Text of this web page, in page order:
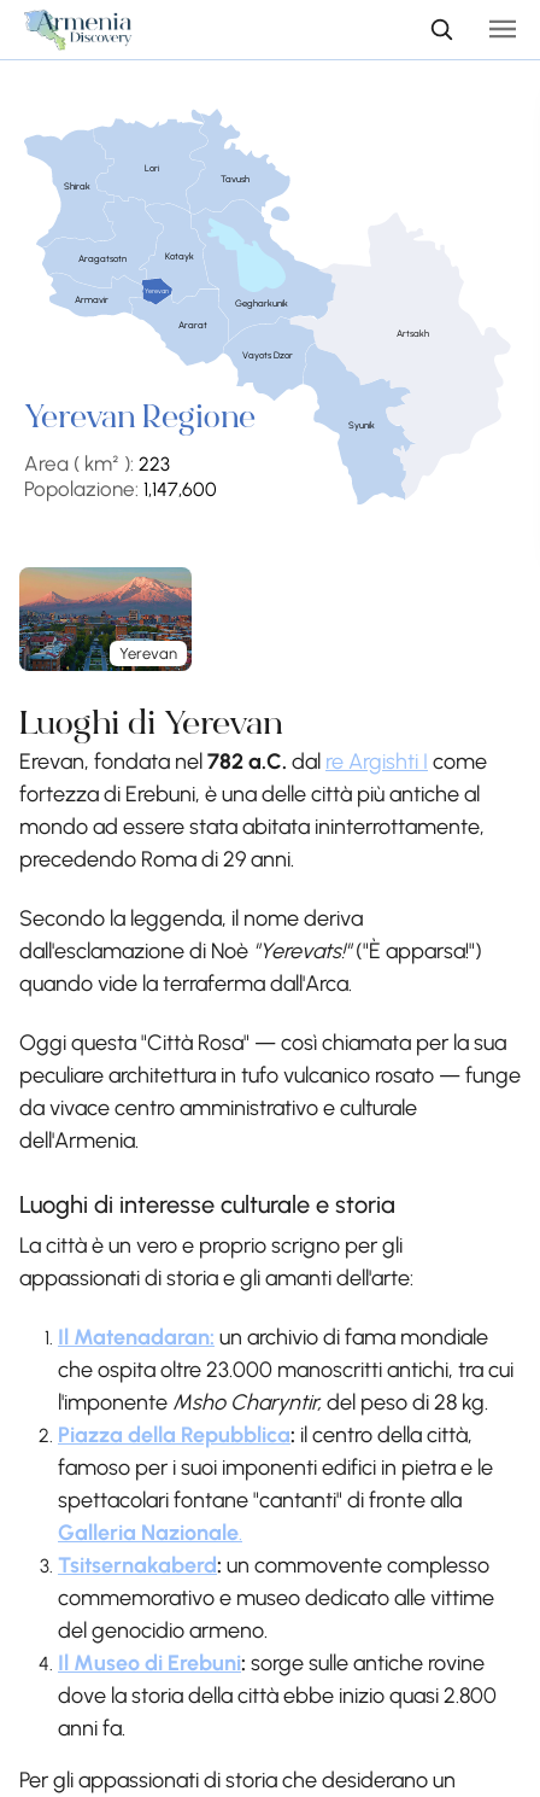
Shirak
Armavir
Aragatsotn
Lori
Kotayk
Ararat
Tavush
Gegharkunik
Vayots Dzor
Syunik
Yerevan
Artsakh
Yerevan Regione
Area ( km² ): 223
Popolazione: 1,147,600
Luoghi di Yerevan
Yerevan
Erevan, fondata nel782 a.C. dal re Argishti I come
fortezza di Erebuni, è una delle città più antiche al
mondo ad essere stata abitata ininterrottamente,
precedendo Roma di 29 anni.
Secondo la leggenda, il nome deriva
dall'esclamazione di Noè "Yerevats!"("È apparsa!")
quando vide la terraferma dall'Arca.
Oggi questa "Città Rosa" — così chiamata per la sua
peculiare architettura in tufo vulcanico rosato — funge
da vivace centro amministrativo e culturale
dell'Armenia.
Luoghi di interesse culturale e storia
La città è un vero e proprio scrigno per gli
appassionati di storia e gli amanti dell'arte:
Il Matenadaran: un archivio di fama mondiale
che ospita oltre 23.000 manoscritti antichi, tra cui
l'imponente Msho Charyntir,del peso di 28 kg.
Piazza della Repubblica: il centro della città,
famoso per i suoi imponenti edifici in pietra e le
spettacolari fontane "cantanti" di fronte alla
Galleria Nazionale.
Tsitsernakaberd: un commovente complesso
commemorativo e museo dedicato alle vittime
del genocidio armeno.
Il Museo di Erebuni: sorge sulle antiche rovine
dove la storia della città ebbe inizio quasi 2.800
anni fa.
Per gli appassionati di storia che desiderano un